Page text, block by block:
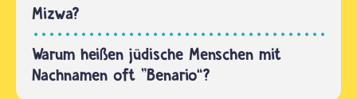
aber…
Mizwa?
Warum heißen jüdische Menschen mit
Nachnamen oft "Benario“?